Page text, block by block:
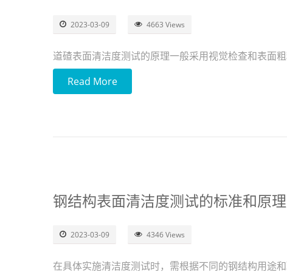
2023-03-09 4663 Views
道碴表面清洁度测试的原理一般采用视觉检查和表面粗
Read More
钢结构表面清洁度测试的标准和原理
2023-03-09 4346 Views
在具体实施清洁度测试时，需根据不同的钢结构用途